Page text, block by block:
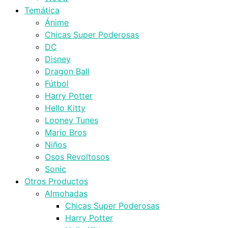
Temática
Ánime
Chicas Super Poderosas
DC
Disney
Dragon Ball
Fútbol
Harry Potter
Hello Kitty
Looney Tunes
Mario Bros
Niños
Osos Revoltosos
Sonic
Otros Productos
Almohadas
Chicas Super Poderosas
Harry Potter